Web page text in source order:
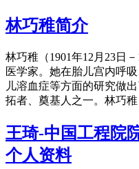
林巧稚简介
林巧稚（1901年12月23日
医学家。她在胎儿宫内呼
儿溶血症等方面的研究做
拓者、奠基人之一。林巧稚
王琦-中国工程院
个人资料